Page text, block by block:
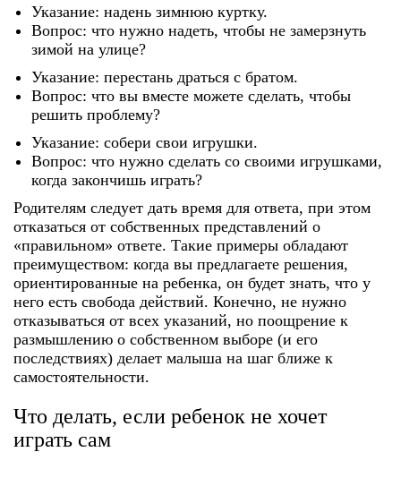
Указание: надень зимнюю куртку.
Вопрос: что нужно надеть, чтобы не замерзнуть
зимой на улице?
Указание: перестань драться с братом.
Вопрос: что вы вместе можете сделать, чтобы
решить проблему?
Указание: собери свои игрушки.
Вопрос: что нужно сделать со своими игрушками,
когда закончишь играть?
Родителям следует дать время для ответа, при этом
отказаться от собственных представлений о
«правильном» ответе. Такие примеры обладают
преимуществом: когда вы предлагаете решения,
ориентированные на ребенка, он будет знать, что у
него есть свобода действий. Конечно, не нужно
отказываться от всех указаний, но поощрение к
размышлению о собственном выборе (и его
последствиях) делает малыша на шаг ближе к
самостоятельности.
Что делать, если ребенок не хочет
играть сам